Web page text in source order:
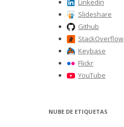
Linkedin
Slideshare
Github
StackOverflow
Keybase
Flickr
YouTube
NUBE DE ETIQUETAS